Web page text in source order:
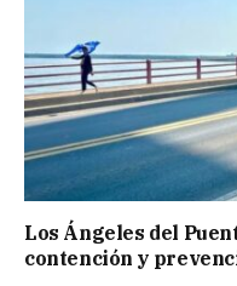
Los Ángeles del
contención y